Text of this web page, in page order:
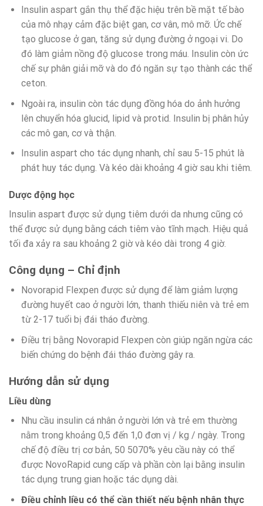
Insulin aspart gắn thụ thể đặc hiệu trên bề mặt tế bào
của mô nhạy cảm đặc biệt gan, cơ vân, mô mỡ. Ức chế
tạo glucose ở gan, tăng sử dụng đường ở ngoại vi. Do
đó làm giảm nồng độ glucose trong máu. Insulin còn ức
chế sự phân giải mỡ và do đó ngăn sự tạo thành các thể
ceton.
Ngoài ra, insulin còn tác dụng đồng hóa do ảnh hưởng
lên chuyển hóa glucid, lipid và protid. Insulin bị phân hủy
các mô gan, cơ và thận.
Insulin aspart cho tác dụng nhanh, chỉ sau 5-15 phút là
phát huy tác dụng. Và kéo dài khoảng 4 giờ sau khi tiêm.
Dược động học
Insulin aspart được sử dụng tiêm dưới da nhưng cũng có
thể được sử dụng bằng cách tiêm vào tĩnh mạch. Hiệu quả
tối đa xảy ra sau khoảng 2 giờ và kéo dài trong 4 giờ.
Công dụng – Chỉ định
Novorapid Flexpen được sử dụng để làm giảm lượng
đường huyết cao ở người lớn, thanh thiếu niên và trẻ em
từ 2-17 tuổi bị đái tháo đường.
Điều trị bằng Novorapid Flexpen còn giúp ngăn ngừa các
biến chứng do bệnh đái tháo đường gây ra.
Hướng dẫn sử dụng
Liều dùng
Nhu cầu insulin cá nhân ở người lớn và trẻ em thường
nằm trong khoảng 0,5 đến 1,0 đơn vị / kg / ngày. Trong
chế độ điều trị cơ bản, 50 5070% yêu cầu này có thể
được NovoRapid cung cấp và phần còn lại bằng insulin
tác dụng trung gian hoặc tác dụng dài.
Điều chỉnh liều có thể cần thiết nếu bệnh nhân thực